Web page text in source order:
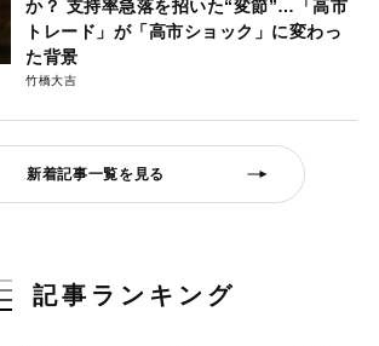
か？ 支持率急落を招いた“変節”…「高市
トレード」が「高市ショック」に変わっ
た背景
竹橋大吉
新着記事一覧を見る
記事ランキング